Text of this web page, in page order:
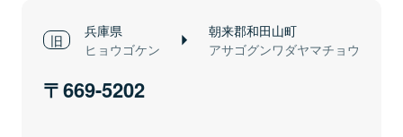
兵庫県
ヒョウゴケン
朝来郡和田山町
アサゴグンワダヤマチョウ
669-5202